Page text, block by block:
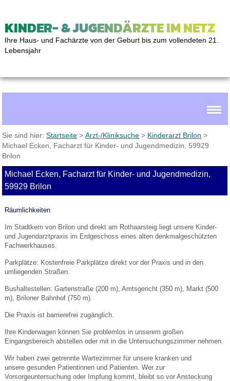
KINDER- & JUGENDÄRZTE IM NETZ
Ihre Haus- und Fachärzte von der Geburt bis zum vollendeten 21.
Lebensjahr
Sie sind hier:Startseite >Arzt-/Kliniksuche > Kinderarzt Brilon >
Michael Ecken, Facharzt für Kinder- und Jugendmedizin, 59929
Brilon
Michael Ecken, Facharzt für Kinder- und Jugendmedizin,
59929 Brilon
Räumlichkeiten
Im Stadtkern von Brilon und direkt am Rothaarsteig liegt unsere Kinder-
und Jugendarztpraxis im Erdgeschoss eines alten denkmalgeschützten
Fachwerkhauses.
Parkplätze: Kostenfreie Parkplätze direkt vor der Praxis und in den
umliegenden Straßen.
Bushaltestellen: Gartenstraße (200 m), Amtsgericht (350 m), Markt (500
m), Briloner Bahnhof (750 m).
Die Praxis ist barrierefrei zugänglich.
Ihre Kinderwagen können Sie problemlos in unserem großen
Eingangsbereich abstellen oder mit in die Untersuchungszimmer nehmen.
Wir haben zwei getrennte Wartezimmer für unsere kranken und
unsere gesunden Patientinnen und Patienten. Wer zur
Vorsorgeuntersuchung oder Impfung kommt, bleibt so vor Ansteckung